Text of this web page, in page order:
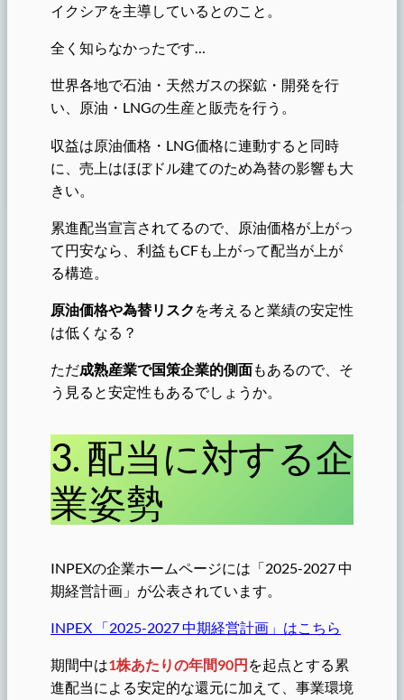
イクシアを主導しているとのこと。
全く知らなかったです…
世界各地で石油・天然ガスの探鉱・開発を行
い、原油・LNGの生産と販売を行う。
収益は原油価格・LNG価格に連動すると同時
に、売上はほぼドル建てのため為替の影響も大
きい。
累進配当宣言されてるので、原油価格が上がっ
て円安なら、利益もCFも上がって配当が上が
る構造。
原油価格や為替リスク を考えると業績の安定性
は低くなる？
ただ成熟産業で国策企業的側面もあるので、そ
う見ると安定性もあるでしょうか。
3. 配当に対する企
業姿勢
INPEXの企業ホームページには「2025-2027 中
期経営計画」が公表されています。
INPEX 「2025-2027 中期経営計画」はこちら
期間中は1株あたりの年間90円 を起点とする累
進配当による安定的な還元に加えて、事業環境